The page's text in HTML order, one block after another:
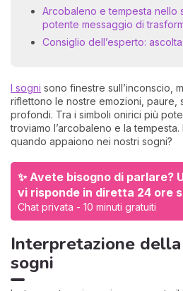
Arcobaleno e tempesta nello
potente messaggio di
Consiglio dell’esperto:
I sogni sono finestre sull’inconscio,
riflettono le nostre emozioni, paure,
profondi. Tra i simboli onirici più
troviamo l’arcobaleno e la
quando appaiono nei nostri sogni?
✨ Avete bisogno di parlare?
vi risponde in diretta 24 ore
Chat privata - 10 minuti gratuiti
Interpretazione
sogni